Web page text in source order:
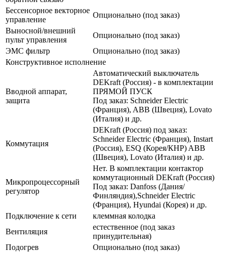
Бессенсорное векторное
управление
Опционально (под заказ)
Выносной/внешний
пульт управления
Опционально (под заказ)
ЭМС фильтр
Опционально (под заказ)
Конструктивное исполнение
Вводной аппарат,
защита
Автоматический выключатель
DEKraft (Россия) - в комплектации
ПРЯМОЙ ПУСК
Под заказ: Schneider Electric
(Франция), ABB (Швеция), Lovato
(Италия) и др.
Коммутация
DEKraft (Россия) под заказ:
Schneider Electric (Франция), Instart
(Россия), ESQ (Корея/КНР) ABB
(Швеция), Lovato (Италия) и др.
Микропроцессорный
регулятор
Нет. В комплектации контактор
коммутационный DEKraft (Россия)
Под заказ: Danfoss (Дания/
Финляндия),Schneider Electric
(Франция), Hyundai (Корея) и др.
Подключение к сети
клеммная колодка
Вентиляция
естественное (под заказ
принудительная)
Подогрев
Опционально (под заказ)